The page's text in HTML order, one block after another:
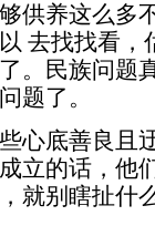
供养这么多
去找找看，
。民族问题
题了。
心底善良且
立的话，他
就别瞎扯什